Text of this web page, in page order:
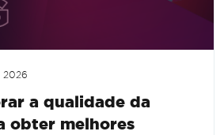
2026
a qualidade da
obter melhores